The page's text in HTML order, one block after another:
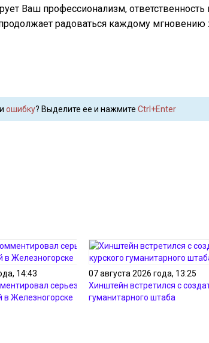
Ваш профессионализм,
радоваться каждому
ошибку? Выделите ее и нажмите Ctrl+Enter
14:43
серьезные
в Железногорске
07 августа 2026 года, 13:25
Хинштейн встретился с
гуманитарного штаба